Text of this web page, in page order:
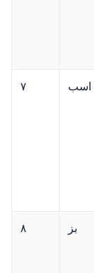
۷ اسب
۸ بز